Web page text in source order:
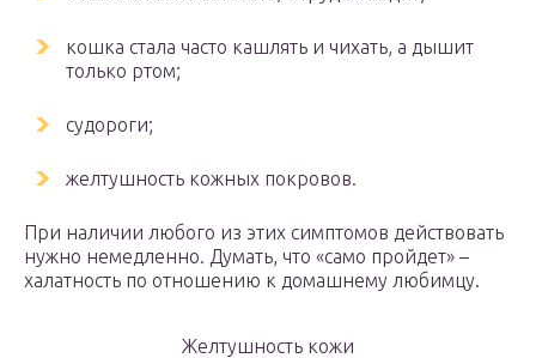
кошка стала часто кашлять и чихать, а дышит
только ртом;
судороги;
желтушность кожных покровов.
При наличии любого из этих симптомов действовать
нужно немедленно. Думать, что «само пройдет» –
халатность по отношению к домашнему любимцу.
Желтушность кожи